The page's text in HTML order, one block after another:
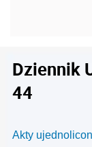
Dziennik
44
Akty